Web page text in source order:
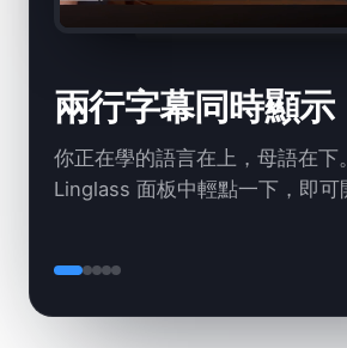
兩行字幕同時顯示
你正在學的語言在上，母語在下
Linglass 面板中輕點一下，即可
1. 兩行字幕同時顯示
2. 點任意一個詞
3. 不只問是什麼，還能問為什
4. 學過的詞會回來找你
5. 隨時隨地學習